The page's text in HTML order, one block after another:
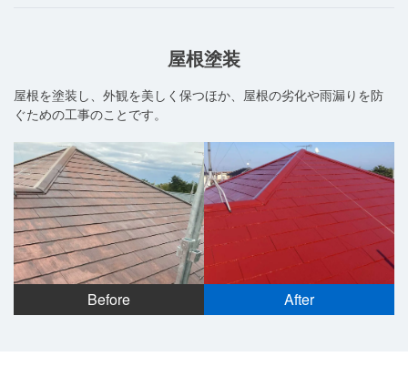
屋根塗装
屋根を塗装し、外観を美しく保つほか、屋根の劣化や雨漏りを防
ぐための工事のことです。
Before After